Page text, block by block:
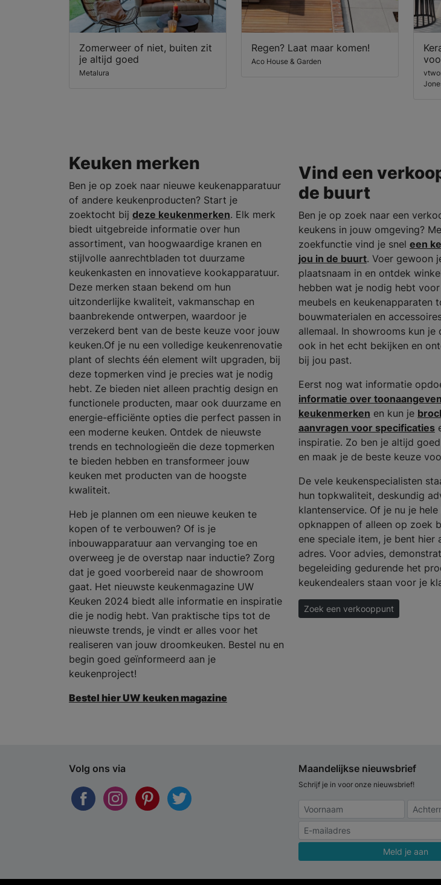
Zomerweer of niet, buiten zit
je altijd goed
Metalura
Regen? Laat maar komen!
Aco House & Garden
Keuken merken
Ben je op zoek naar nieuwe keukenapparatuur
of andere keukenproducten? Start je
zoektocht bij deze keukenmerken. Elk merk
biedt uitgebreide informatie over hun
assortiment, van hoogwaardige kranen en
stijlvolle aanrechtbladen tot duurzame
keukenkasten en innovatieve kookapparatuur.
Deze merken staan bekend om hun
uitzonderlijke kwaliteit, vakmanschap en
baanbrekende ontwerpen, waardoor je
verzekerd bent van de beste keuze voor jouw
keuken.Of je nu een volledige keukenrenovatie
plant of slechts één element wilt upgraden, bij
deze topmerken vind je precies wat je nodig
hebt. Ze bieden niet alleen prachtig design en
functionele producten, maar ook duurzame en
energie-efficiënte opties die perfect passen in
een moderne keuken. Ontdek de nieuwste
trends en technologieën die deze topmerken
te bieden hebben en transformeer jouw
keuken met producten van de hoogste
kwaliteit.
Heb je plannen om een nieuwe keuken te
kopen of te verbouwen? Of is je
inbouwapparatuur aan vervanging toe en
overweeg je de overstap naar inductie? Zorg
dat je goed voorbereid naar de showroom
gaat. Het nieuwste keukenmagazine UW
Keuken 2024 biedt alle informatie en inspiratie
die je nodig hebt. Van praktische tips tot de
nieuwste trends, je vindt er alles voor het
realiseren van jouw droomkeuken. Bestel nu en
begin goed geïnformeerd aan je
keukenproject!
Bestel hier UW keuken magazine
Vind een
de buurt
Ben je op zoek naar een
keukens in jouw omgeving?
zoekfunctie vind je snel een
jou in de buurt. Voer gewoon
plaatsnaam in en ontdek
hebben wat je nodig hebt voor
meubels en keukenapparaten
bouwmaterialen en
allemaal. In showrooms kun je
ook in het echt bekijken en
bij jou past.
Eerst nog wat informatie
informatie over
keukenmerken en kun je
aanvragen voor specificaties
inspiratie. Zo ben je altijd
en maak je de beste keuze
De vele keukenspecialisten
hun topkwaliteit, deskundig
klantenservice. Of je nu je
opknappen of alleen op zoek
ene speciale item, je bent hier
adres. Voor advies,
begeleiding gedurende het
keukendealers staan voor je
Zoek een verkooppunt
Volg ons via Maandelijkse nieuwsbrief
Schrijf je in voor onze nieuwsbrief!
Meld je aan